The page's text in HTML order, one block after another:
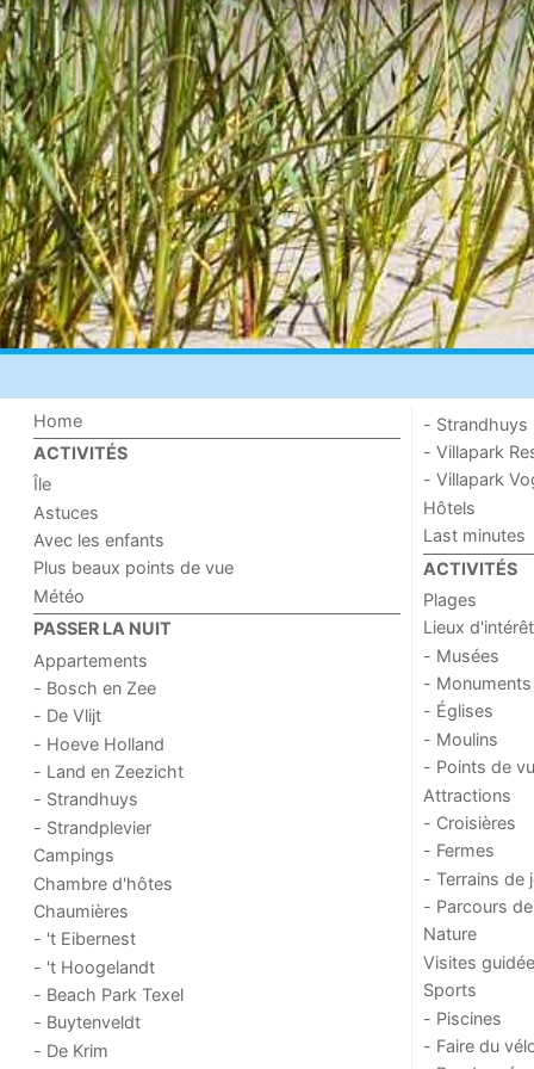
Home
ACTIVITÉS
Île
Astuces
Avec les enfants
Plus beaux points de vue
Météo
PASSER LA NUIT
Appartements
- Bosch en Zee
- De Vlijt
- Hoeve Holland
- Land en Zeezicht
- Strandhuys
- Strandplevier
Campings
Chambre d'hôtes
Chaumières
- 't Eibernest
- 't Hoogelandt
- Beach Park Texel
- Buytenveldt
- De Krim
- Strandhuys
- Villapark
- Villapark
Hôtels
Last minutes
ACTIVITÉS
Plages
Lieux d'intérêt
- Musées
- Monuments
- Églises
- Moulins
- Points de
Attractions
- Croisières
- Fermes
- Terrains de
- Parcours
Nature
Visites
Sports
- Piscines
- Faire du